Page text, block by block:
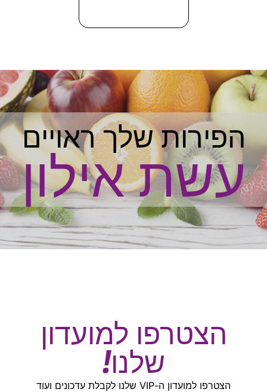
הפירות שלך ראויים
עשת אילון
הצטרפו למועדון
שלנו!
הצטרפו למועדון ה-VIP שלנו לקבלת עדכונים ועוד